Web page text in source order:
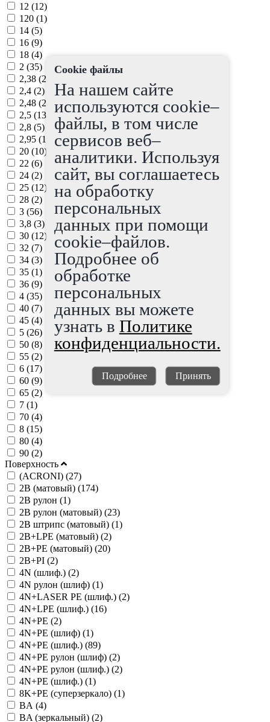
12 (12)
120 (1)
14 (5)
16 (9)
18 (4)
2 (35)
2,38 (2
2,4 (2)
2,48 (2
2,5 (13
2,8 (5)
2,95 (1
20 (10)
22 (6)
24 (2)
25 (12)
28 (2)
3 (56)
3,8 (3)
30 (12)
32 (7)
34 (3)
35 (1)
36 (9)
4 (35)
40 (7)
45 (4)
5 (26)
50 (8)
55 (2)
6 (17)
60 (9)
65 (2)
7 (1)
70 (4)
8 (15)
80 (4)
90 (2)
Поверхность
(ACRONI) (27)
2B (матовый) (174)
2B рулон (1)
2B рулон (матовый) (23)
2B штрипс (матовый) (1)
2B+LPE (матовый) (2)
2B+PE (матовый) (20)
2B+PI (2)
4N (шлиф.) (2)
4N рулон (шлиф) (1)
4N+LASER PE (шлиф.) (2)
4N+LPE (шлиф.) (16)
4N+PE (2)
4N+PE (шлиф) (1)
4N+PE (шлиф.) (89)
4N+PE рулон (шлиф) (2)
4N+PE рулон (шлиф.) (2)
4N+РЕ (шлиф.) (1)
8K+PE (суперзеркало) (1)
BA (4)
BA (зеркальный) (2)
Cookie файлы
На нашем сайте
используются cookie–
файлы, в том числе
сервисов веб–
аналитики. Используя
сайт, вы соглашаетесь
на обработку
персональных
данных при помощи
cookie–файлов.
Подробнее об
обработке
персональных
данных вы можете
узнать в Политике
конфиденциальности.
Подробнее Принять